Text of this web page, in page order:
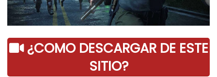
¿COMO DESCARGAR DE ESTE
SITIO?